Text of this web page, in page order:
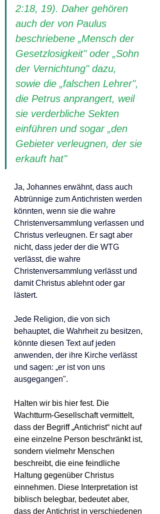
2:18, 19). Daher gehören
auch der von Paulus
beschriebene „Mensch der
Gesetzlosigkeit" oder „Sohn
der Vernichtung" dazu,
sowie die „falschen Lehrer",
die Petrus anprangert, weil
sie verderbliche Sekten
einführen und sogar „den
Gebieter verleugnen, der sie
erkauft hat"
Ja, Johannes erwähnt, dass auch
Abtrünnige zum Antichristen werden
könnten, wenn sie die wahre
Christenversammlung verlassen und
Christus verleugnen. Er sagt aber
nicht, dass jeder der die WTG
verlässt, die wahre
Christenversammlung verlässt und
damit Christus ablehnt oder gar
lästert.
Jede Religion, die von sich
behauptet, die Wahrheit zu besitzen,
könnte diesen Text auf jeden
anwenden, der ihre Kirche verlässt
und sagen: „er ist von uns
ausgegangen".
Halten wir bis hier fest. Die
Wachtturm-Gesellschaft vermittelt,
dass der Begriff „Antichrist“ nicht auf
eine einzelne Person beschränkt ist,
sondern vielmehr Menschen
beschreibt, die eine feindliche
Haltung gegenüber Christus
einnehmen. Diese Interpretation ist
biblisch belegbar, bedeutet aber,
dass der Antichrist in verschiedenen